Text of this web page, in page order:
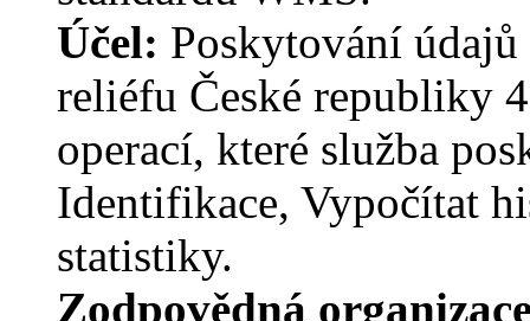
Účel: Poskytování
reliéfu České republiky
operací, které služba
Identifikace, Vypočítat
statistiky.
Zodpovědná